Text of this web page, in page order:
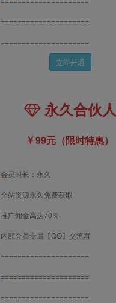
=====================
=====================
立即开通
永久合伙人
99元（限时特惠）
会员时长：永久
全站资源永久免费获取
推广佣金高达70％
内部会员专属【QQ】交流群
=====================
=====================
=====================